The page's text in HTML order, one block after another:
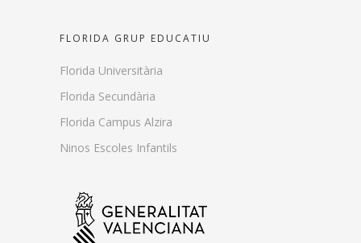
FLORIDA GRUP EDUCATIU
Florida Universitària
Florida Secundària
Florida Campus Alzira
Ninos Escoles Infantils